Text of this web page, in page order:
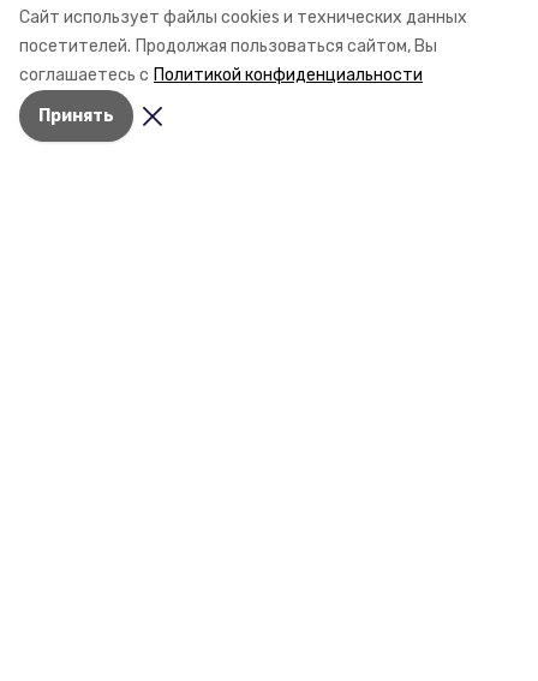
Сайт использует файлы cookies и технических данных
посетителей. Продолжая пользоваться сайтом, Вы
соглашаетесь с Политикой конфиденциальности
Принять
под открытым небом, когда гитлеровцы заняли их
дом. Чем запомнились эти дни, как выживали после
и чем Пётр помог ракетным войскам — в новом
материале спецпроекта «Победы26» «Дети
Великой Отечественной».